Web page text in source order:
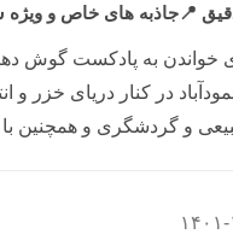
📍جاذبه های خاص و
خواندن به پادکست گوش
شرق محمودآباد در کنار دریای
و گردشگری و همچنین
۰۴